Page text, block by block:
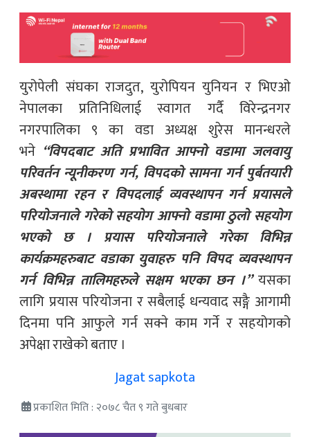
युरोपेली संघका राजदुत, युरोपियन युनियन र भिएओ
नेपालका प्रतिनिधिलाई स्वागत गर्दै विरेन्द्रनगर
नगरपालिका ९ का वडा अध्यक्ष शुरेस मानन्धरले
भने “विपदबाट अति प्रभावित आफ्नो वडामा जलवायु
परिवर्तन न्यूनीकरण गर्न, विपदको सामना गर्न पुर्बतयारी
अबस्थामा रहन र विपदलाई व्यवस्थापन गर्न प्रयासले
परियोजनाले गरेको सहयोग आफ्नो वडामा ठुलो सहयोग
भएको छ । प्रयास परियोजनाले गरेका विभिन्न
कार्यक्रमहरुबाट वडाका युवाहरु पनि विपद व्यवस्थापन
गर्न विभिन्न तालिमहरुले सक्षम भएका छन ।”यसका
लागि प्रयास परियोजना र सबैलाई धन्यवाद सङ्गै आगामी
दिनमा पनि आफुले गर्न सक्ने काम गर्ने र सहयोगको
अपेक्षा राखेको बताए ।
Jagat sapkota
प्रकाशित मिति : २०७८ चैत ९ गते बुधबार